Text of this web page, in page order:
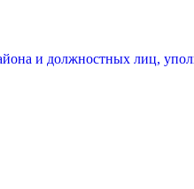
и должностных лиц,